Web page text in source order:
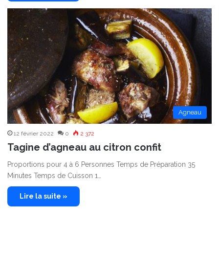
Agneau
12 février 2022 0 2 372
Tagine d’agneau au citron confit
Proportions pour 4 à 6 Personnes Temps de Préparation 35
Minutes Temps de Cuisson 1…
Lire la suite »